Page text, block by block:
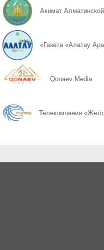
07.08 Вывезли 60 тонн мусора
07.08
07.08
06.08 ҮАААЖ-да жол жүру
Акимат
«Газета «Алатау
Qonaev Media
Телекомпания